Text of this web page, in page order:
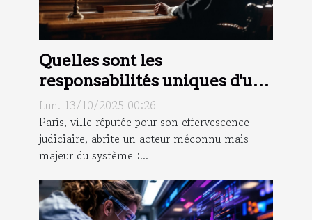
Quelles sont les
responsabilités uniques d'un
commissaire de justice à Paris
?
Lun. 13/10/2025 00:26
Paris, ville réputée pour son effervescence
judiciaire, abrite un acteur méconnu mais
majeur du système :...